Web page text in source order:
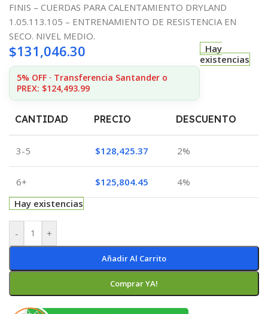
FINIS – CUERDAS PARA CALENTAMIENTO DRYLAND
1.05.113.105 – ENTRENAMIENTO DE RESISTENCIA EN
SECO. NIVEL MEDIO.
$131,046.30
5% OFF · Transferencia Santander o
PREX: $124,493.99
Hay
existencias
CANTIDAD PRECIO DESCUENTO
3-5 $128,425.37 2%
6+ $125,804.45
4%
Hay existencias
- +
Añadir Al Carrito
Comprar YA!